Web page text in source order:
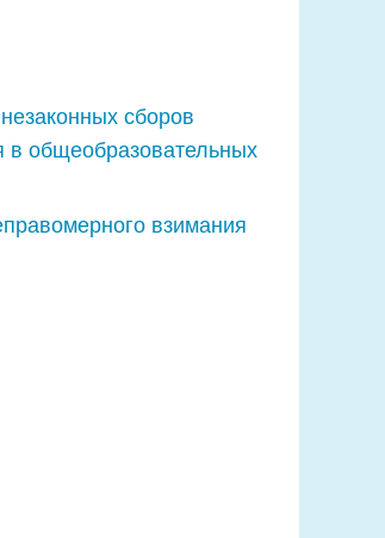
сборов
в общеобразовательных
взимания